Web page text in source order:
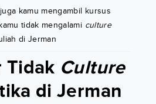
kamu mengambil kursus
tidak mengalami culture
di Jerman
Tidak Culture
di Jerman